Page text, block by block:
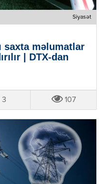
Siyasət
saxta məlumatlar
| DTX-dan
3 107